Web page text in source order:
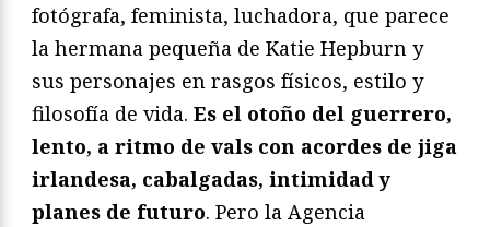
fotógrafa, feminista, luchadora, que parece
la hermana pequeña de Katie Hepburn y
sus personajes en rasgos físicos, estilo y
filosofía de vida. Es el otoño del guerrero,
lento, a ritmo de vals con acordes de jiga
irlandesa, cabalgadas, intimidad y
planes de futuro. Pero la Agencia